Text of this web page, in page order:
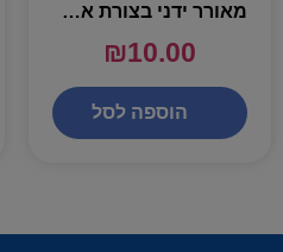
מאורר ידני בצורת ארטיק – מגוון
₪10.00
הוספה לסל